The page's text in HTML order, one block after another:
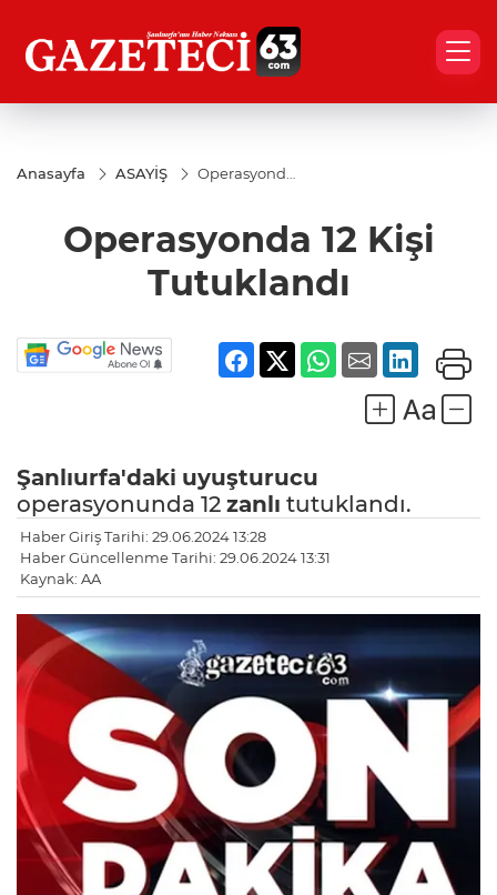
Anasayfa ASAYİŞ
Operasyonda
Operasyonda 12 Kişi
Tutuklandı
Şanlıurfa'daki uyuşturucu
operasyonunda 12 zanlı tutuklandı.
Haber Giriş Tarihi: 29.06.2024 13:28
Haber Güncellenme Tarihi: 29.06.2024 13:31
Kaynak: AA